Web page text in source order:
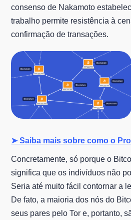
consenso de Nakamoto
trabalho permite resistência à
confirmação de transações.
➤ Saiba mais sobre como o
Concretamente, só porque o
significa que os indivíduos não
Seria até muito fácil contornar a
De fato, a maioria dos nós do
seus pares pelo Tor e, portanto,